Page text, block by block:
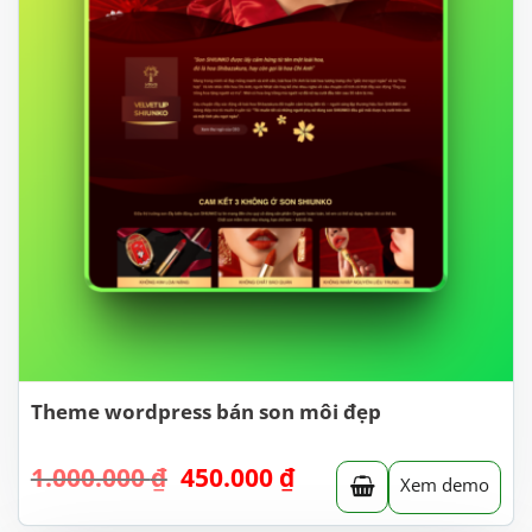
Theme wordpress bán son môi đẹp
1.000.000₫ Giá
là:
450.000 ₫Giá
hiện
tại
Xem demo